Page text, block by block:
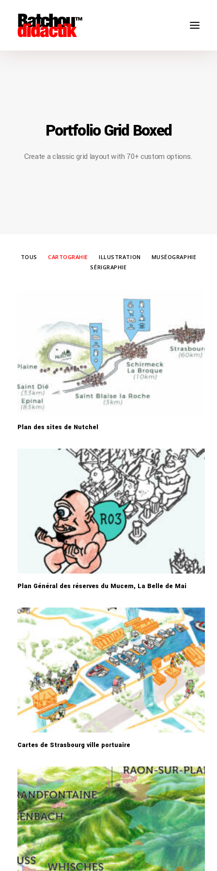
Portfolio Grid Boxed
Create a classic grid layout with 70+ custom options.
TOUS CARTOGRAHIE ILLUSTRATION
MUSÉOGRAPHIE
SÉRIGRAPHIE
Plan des sites de Nutchel
Plan Général des réserves du Mucem, La Belle de Mai
Cartes de Strasbourg ville portuaire